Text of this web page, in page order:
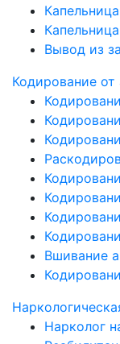
Вывод из
Кодирование от
Вшивание
Нарколог